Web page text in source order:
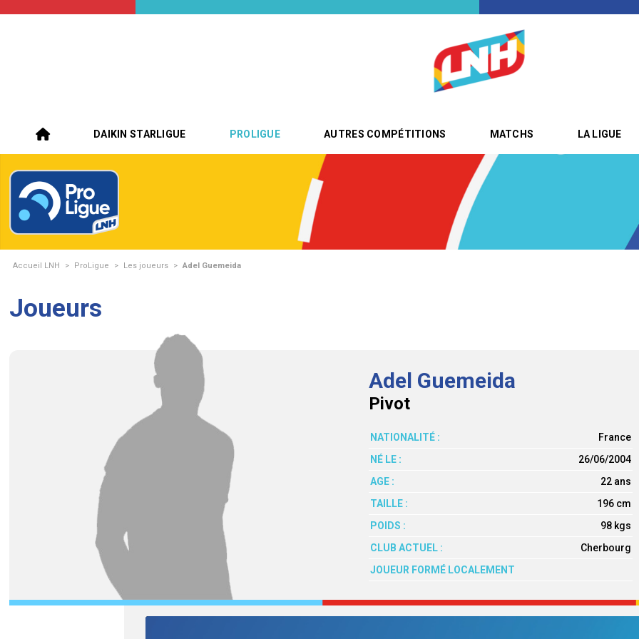
DAIKIN STARLIGUE PROLIGUE AUTRES COMPÉTITIONS MATCHS LA LIGUE
Accueil LNH > ProLigue > Les joueurs > Adel Guemeida
Joueurs
Adel Guemeida
Pivot
NATIONALITÉ :
France
NÉ LE :
26/06/2004
AGE :
22 ans
TAILLE :
196 cm
POIDS :
98 kgs
CLUB ACTUEL :
Cherbourg
JOUEUR FORMÉ LOCALEMENT